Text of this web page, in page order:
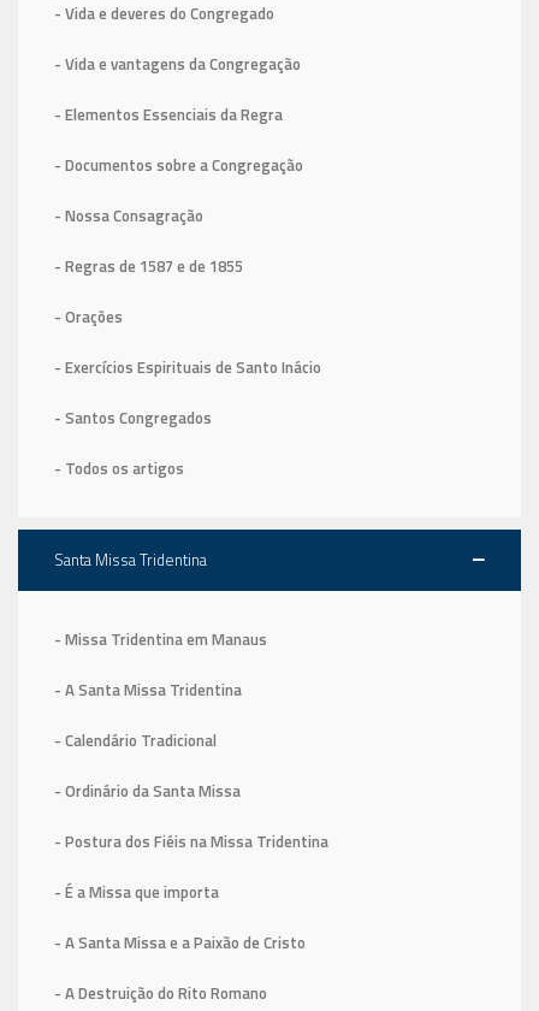
- Vida e deveres do Congregado
- Vida e vantagens da Congregação
- Elementos Essenciais da Regra
- Documentos sobre a Congregação
- Nossa Consagração
- Regras de 1587 e de 1855
- Orações
- Exercícios Espirituais de Santo Inácio
- Santos Congregados
- Todos os artigos
Santa Missa Tridentina
- Missa Tridentina em Manaus
- A Santa Missa Tridentina
- Calendário Tradicional
- Ordinário da Santa Missa
- Postura dos Fiéis na Missa Tridentina
- É a Missa que importa
- A Santa Missa e a Paixão de Cristo
- A Destruição do Rito Romano